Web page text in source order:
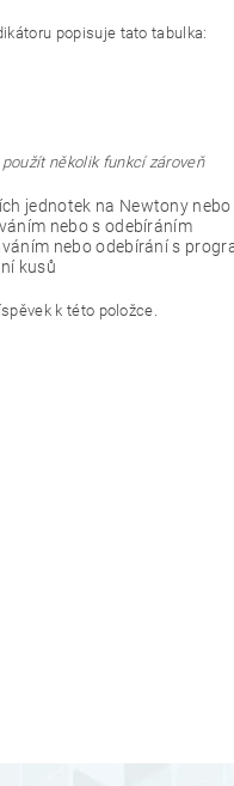
popisuje tato tabulka:
několik funkcí zároveň
jednotek na Newtony
nebo s odebíráním
nebo odebírání s
kusů
k této položce.